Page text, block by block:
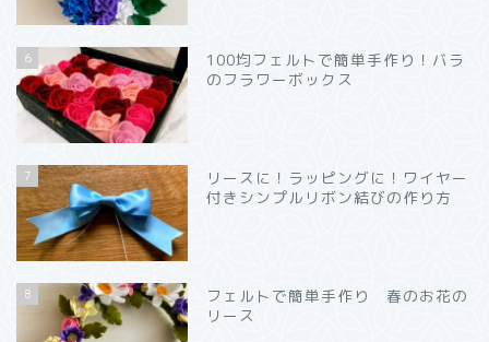
6
100均フェルトで簡単手作り！バラ
のフラワーボックス
7
リースに！ラッピングに！ワイヤー
付きシンプルリボン結びの作り方
8
フェルトで簡単手作り 春のお花の
リース